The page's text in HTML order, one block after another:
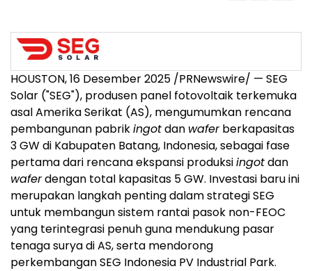
HOUSTON, 16 Desember 2025 /PRNewswire/ — SEG
Solar ("SEG"), produsen panel fotovoltaik terkemuka
asal Amerika Serikat (AS), mengumumkan rencana
pembangunan pabrikingotdan waferberkapasitas
3 GW di Kabupaten Batang, Indonesia, sebagai fase
pertama dari rencana ekspansi produksiingotdan
waferdengan total kapasitas 5 GW. Investasi baru ini
merupakan langkah penting dalam strategi SEG
untuk membangun sistem rantai pasok non-FEOC
yang terintegrasi penuh guna mendukung pasar
tenaga surya di AS, serta mendorong
perkembangan SEG Indonesia PV Industrial Park.